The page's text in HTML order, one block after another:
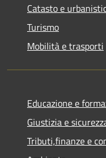
Catasto e
Turismo
Mobilità e trasporti
Educazione e
Giustizia e
Tributi,finanze e